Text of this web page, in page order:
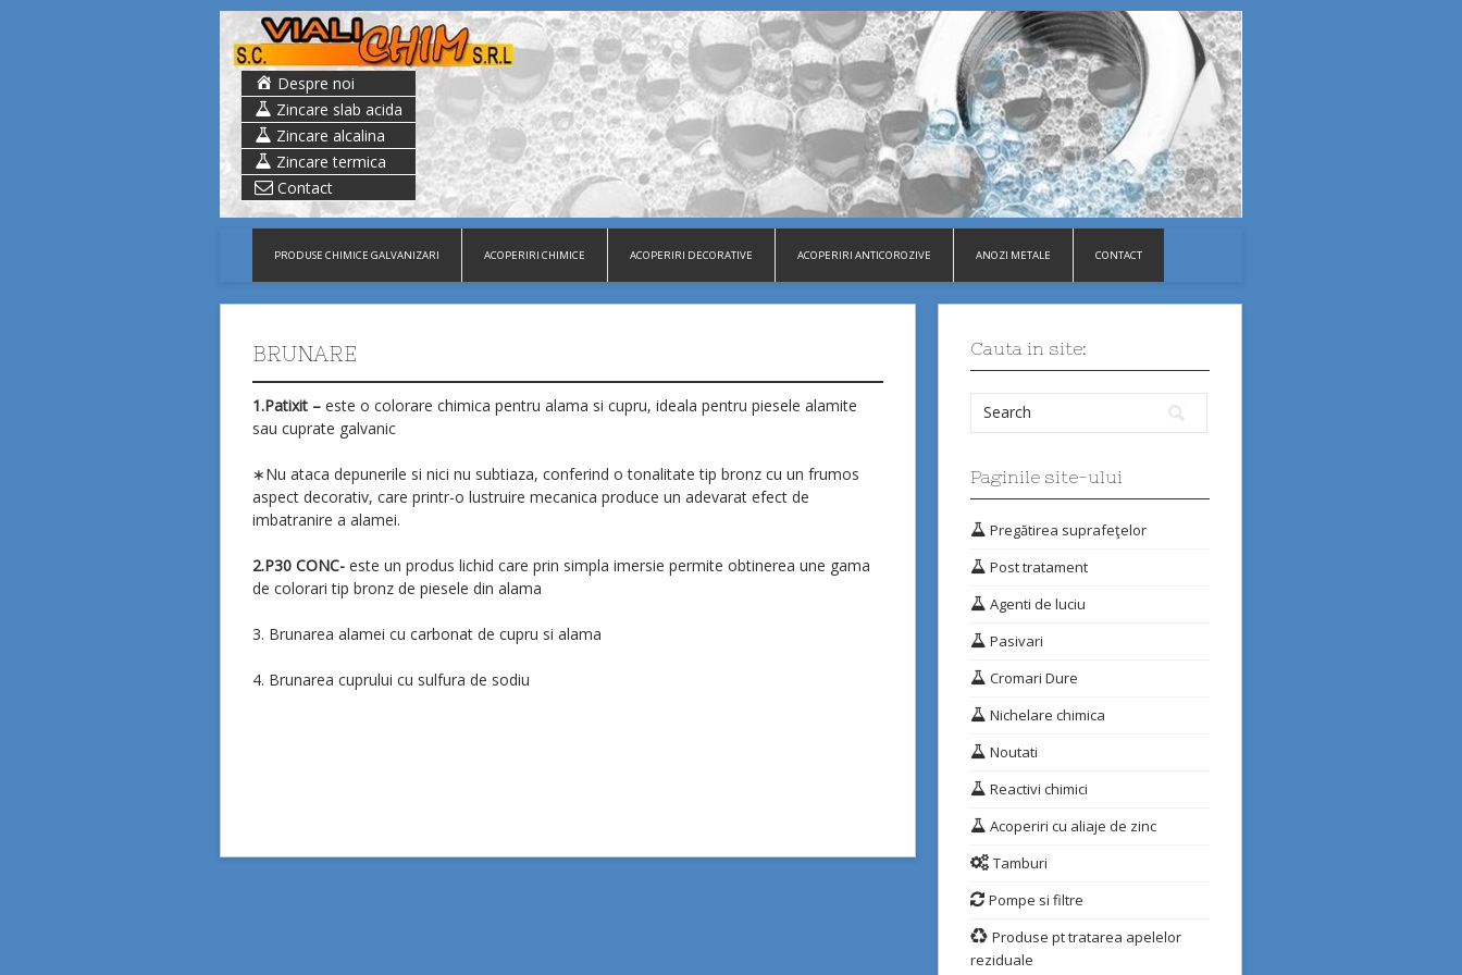
Despre noi
Zincare slab acida
Zincare alcalina
Zincare termica
Contact
PRODUSE CHIMICE GALVANIZARI ACOPERIRI CHIMICE ACOPERIRI DECORATIVE ACOPERIRI ANTICOROZIVE ANOZI METALE CONTACT
BRUNARE
1.Patixit – este o colorare chimica pentru alama si cupru, ideala pentru piesele alamite
sau cuprate galvanic
∗Nu ataca depunerile si nici nu subtiaza, conferind o tonalitate tip bronz cu un frumos
aspect decorativ, care printr-o lustruire mecanica produce un adevarat efect de
imbatranire a alamei.
2.P30 CONC- este un produs lichid care prin simpla imersie permite obtinerea une gama
de colorari tip bronz de piesele din alama
3. Brunarea alamei cu carbonat de cupru si alama
4. Brunarea cuprului cu sulfura de sodiu
Cauta in site:
Paginile site-ului
Pregătirea suprafeţelor
Post tratament
Agenti de luciu
Pasivari
Cromari Dure
Nichelare chimica
Noutati
Reactivi chimici
Acoperiri cu aliaje de zinc
Tamburi
Pompe si filtre
Produse pt tratarea apelelor
reziduale